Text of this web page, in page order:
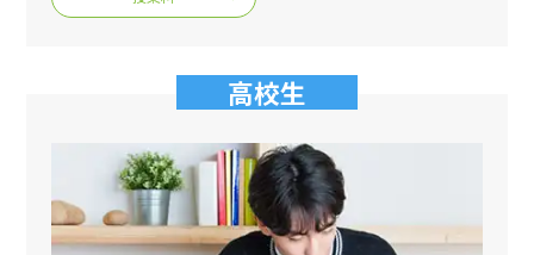
高校生